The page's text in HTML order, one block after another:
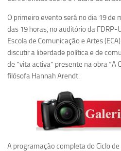
Grupo de Pesquisa
e Políticas Públicas
Grupos de pesquisa
Ano Sabático
Daniel Domingues dos
Programas Ano Sabático
Cíntia Rosa Pereira
Cristina Godoy
Evandro Eduardo
O primeiro evento será no dia 19 de
das 19 horas, no auditório da FDRP-
Escola de Comunicação e Artes
discutir a liberdade política e de
de ”vita activa” presente na obra “A
filósofa Hannah Arendt.
A programação completa do Ciclo